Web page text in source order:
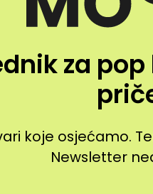
za
koje osjećamo.
Newsletter